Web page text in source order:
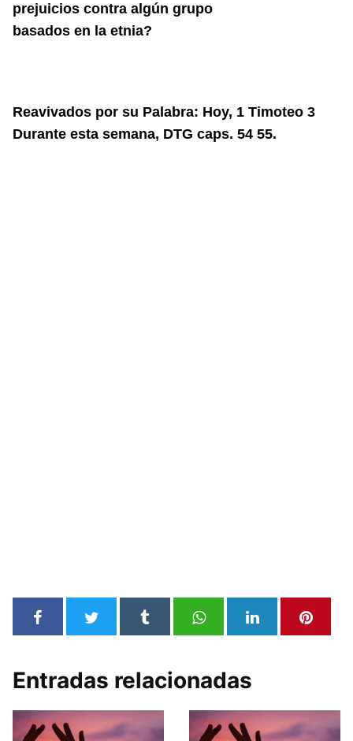
prejuicios contra algún grupo
basados en la etnia?
Reavivados por su Palabra: Hoy, 1 Timoteo 3
Durante esta semana, DTG caps. 54 55.
Entradas relacionadas